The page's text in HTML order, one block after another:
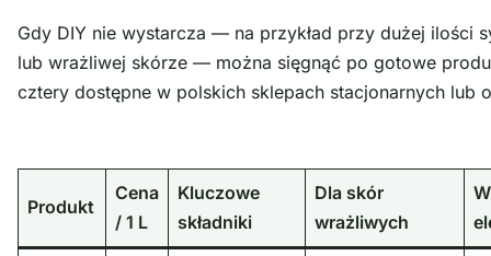
Gdy DIY nie wystarcza — na przykład przy dużej ilości
lub wrażliwej skórze — można sięgnąć po gotowe
cztery dostępne w polskich sklepach stacjonarnych lub
Produkt
Cena
/ 1 L
Kluczowe
składniki
Dla skór
wrażliwych